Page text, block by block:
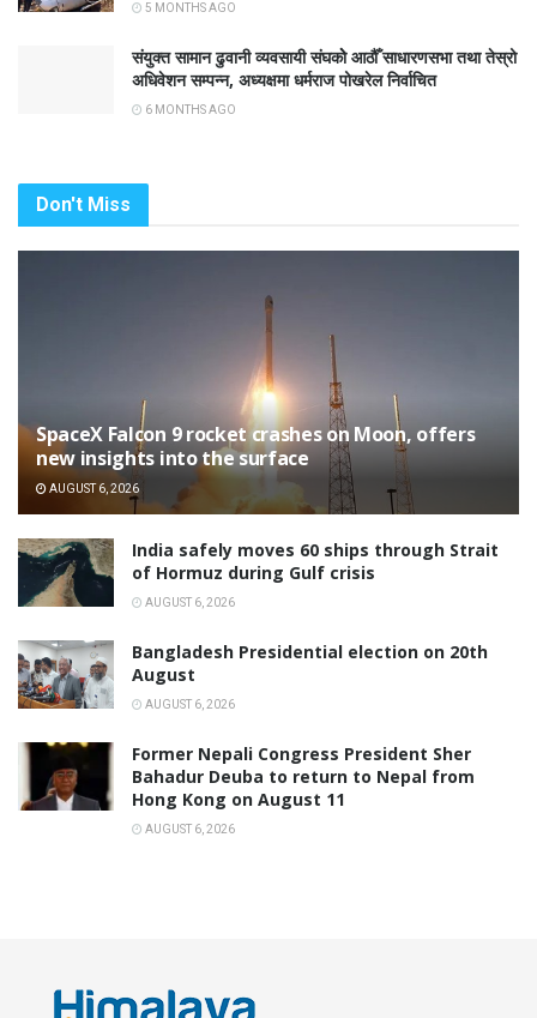
5 MONTHS AGO
संयुक्त सामान ढुवानी व्यवसायी संघकोे आठौँ साधारणसभा तथा तेस्रो
अधिवेशन सम्पन्न, अध्यक्षमा धर्मराज पोखरेल निर्वाचित
6 MONTHS AGO
Don't Miss
SpaceX Falcon 9 rocket crashes on Moon, offers
new insights into the surface
AUGUST 6, 2026
India safely moves 60 ships through Strait
of Hormuz during Gulf crisis
AUGUST 6, 2026
Bangladesh Presidential election on 20th
August
AUGUST 6, 2026
Former Nepali Congress President Sher
Bahadur Deuba to return to Nepal from
Hong Kong on August 11
AUGUST 6, 2026